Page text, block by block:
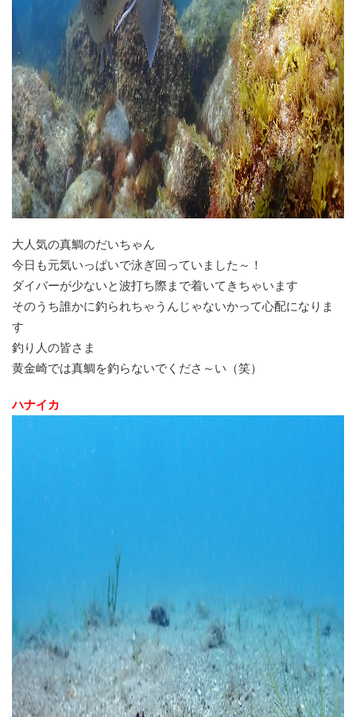
大人気の真鯛のだいちゃん
今日も元気いっぱいで泳ぎ回っていました～！
ダイバーが少ないと波打ち際まで着いてきちゃいます
そのうち誰かに釣られちゃうんじゃないかって心配になりま
す
釣り人の皆さま
黄金崎では真鯛を釣らないでくださ～い（笑）
ハナイカ